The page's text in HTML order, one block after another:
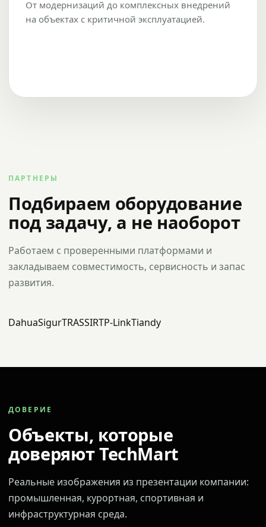
От модернизаций до комплексных внедрений
на объектах с критичной эксплуатацией.
ПАРТНЕРЫ
Подбираем оборудование
под задачу, а не наоборот
Работаем с проверенными платформами и
закладываем совместимость, сервисность и запас
развития.
DahuaSigurTRASSIRTP-LinkTiandy
ДОВЕРИЕ
Объекты, которые
доверяют TechMart
Реальные изображения из презентации компании:
промышленная, курортная, спортивная и
инфраструктурная среда.